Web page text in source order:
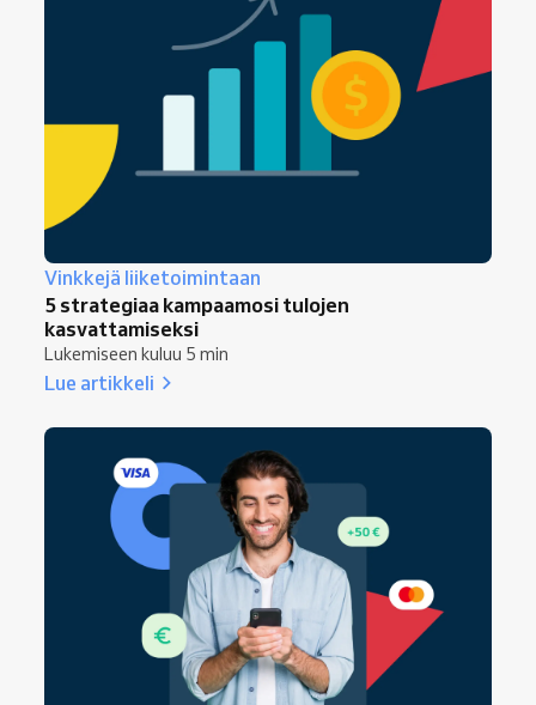
Vinkkejä liiketoimintaan
5 strategiaa kampaamosi tulojen
kasvattamiseksi
Lukemiseen kuluu 5 min
Lue artikkeli